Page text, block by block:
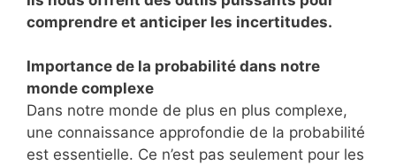
comprendre et anticiper les incertitudes.
Importance de la probabilité dans notre
monde complexe
Dans notre monde de plus en plus complexe,
une connaissance approfondie de la probabilité
est essentielle. Ce n’est pas seulement pour les